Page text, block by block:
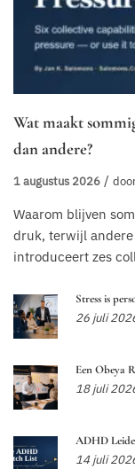
Wat maakt
dan andere?
1 augustus 2026
Waarom blijven
druk, terwijl
introduceert zes
Stress is
26 juli
Een Obeya
18 juli
ADHD
14 juli